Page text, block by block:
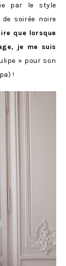
par le style
soirée noire
que lorsque
je me suis
» pour son
!